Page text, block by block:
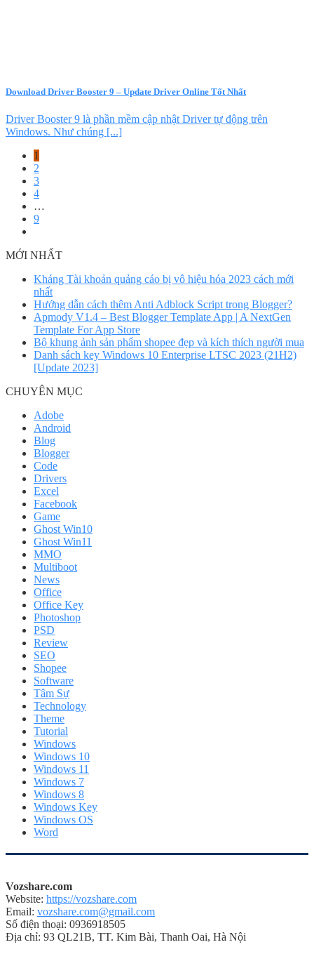
Download Driver Booster 9 – Update Driver Online Tốt Nhất
Driver Booster 9 là phần mềm cập nhật Driver tự động trên
Windows. Như chúng [...]
1
2
3
4
…
9
MỚI NHẤT
Kháng Tài khoản quảng cáo bị vô hiệu hóa 2023 cách mới
nhất
Hướng dẫn cách thêm Anti Adblock Script trong Blogger?
Apmody V1.4 – Best Blogger Template App | A NextGen
Template For App Store
Bộ khung ảnh sản phẩm shopee đẹp và kích thích người mua
Danh sách key Windows 10 Enterprise LTSC 2023 (21H2)
[Update 2023]
CHUYÊN MỤC
Adobe
Android
Blog
Blogger
Code
Drivers
Excel
Facebook
Game
Ghost Win10
Ghost Win11
MMO
Multiboot
News
Office
Office Key
Photoshop
PSD
Review
SEO
Shopee
Software
Tâm Sự
Technology
Theme
Tutorial
Windows
Windows 10
Windows 11
Windows 7
Windows 8
Windows Key
Windows OS
Word
Vozshare.com
Website: https://vozshare.com
Email: vozshare.com@gmail.com
Số điện thoại: 0936918505
Địa chỉ: 93 QL21B, TT. Kim Bài, Thanh Oai, Hà Nội